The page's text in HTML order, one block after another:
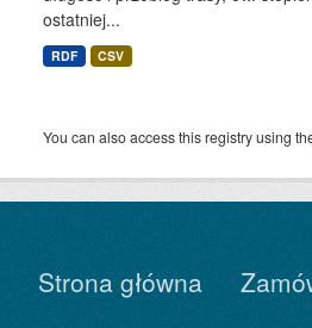
ostatniej...
RDF CSV
You can also access this registry using
Strona główna